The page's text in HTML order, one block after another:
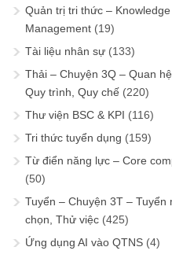
Quản trị tri thức – Knowledge
Management (19)
Tài liệu nhân sự (133)
Thải – Chuyện 3Q – Quan
Quy trình, Quy chế (220)
Thư viện BSC & KPI (116)
Tri thức tuyển dụng (159)
Từ điển năng lực – Core
(50)
Tuyển – Chuyện 3T – Tuyển
chọn, Thử việc (425)
Ứng dụng AI vào QTNS (4)